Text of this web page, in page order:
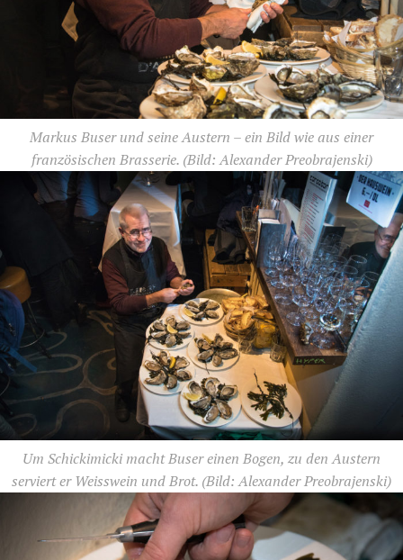
Markus Buser und seine Austern – ein Bild wie aus einer
französischen Brasserie.(Bild: Alexander Preobrajenski)
Um Schickimicki macht Buser einen Bogen, zu den Austern
serviert er Weisswein und Brot. (Bild: Alexander Preobrajenski)